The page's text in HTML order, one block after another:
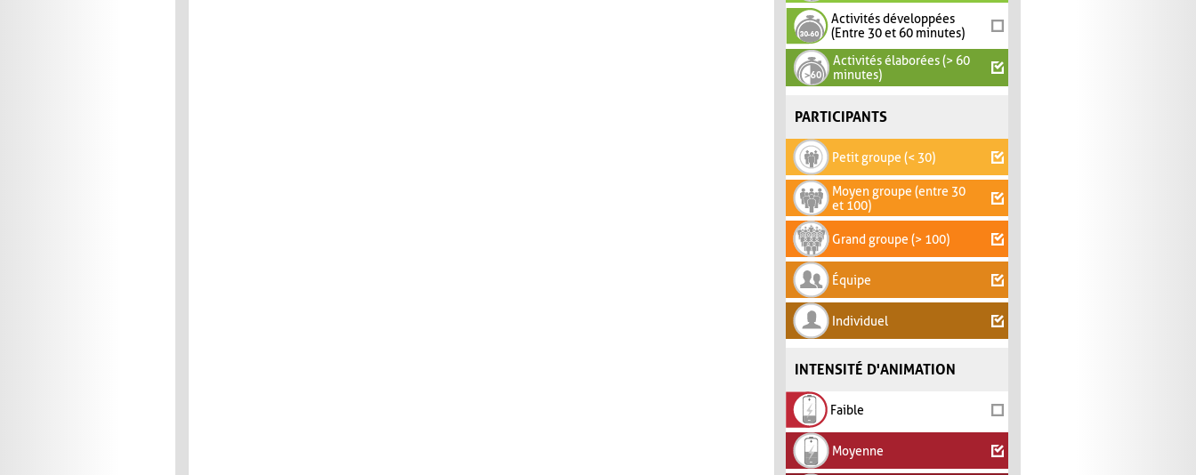
Activités développées
(Entre 30 et 60 minutes)
Activités élaborées (> 60
minutes)
PARTICIPANTS
Petit groupe (< 30)
Moyen groupe (entre 30
et 100)
Grand groupe (> 100)
Équipe
Individuel
INTENSITÉ D'ANIMATION
Faible
Moyenne